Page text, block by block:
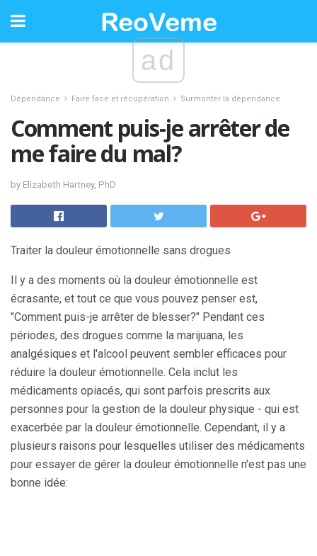
ad
Dépendance Faire face et récupération Surmonter la dépendance
Comment puis-je arrêter de
me faire du mal?
by Elizabeth Hartney, PhD
Traiter la douleur émotionnelle sans drogues
Il y a des moments où la douleur émotionnelle est
écrasante, et tout ce que vous pouvez penser est,
"Comment puis-je arrêter de blesser?" Pendant ces
périodes, des drogues comme la marijuana, les
analgésiques et l'alcool peuvent sembler efficaces pour
réduire la douleur émotionnelle. Cela inclut les
médicaments opiacés, qui sont parfois prescrits aux
personnes pour la gestion de la douleur physique - qui est
exacerbée par la douleur émotionnelle. Cependant, il y a
plusieurs raisons pour lesquelles utiliser des médicaments
pour essayer de gérer la douleur émotionnelle n'est pas une
bonne idée: